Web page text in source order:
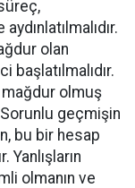
olan
başlatılmalıdır.
olmuş
geçmişin
bu bir hesap
Yanlışların
olmanın ve